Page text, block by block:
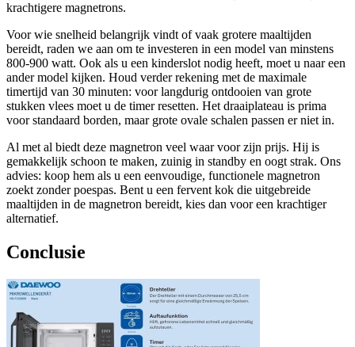
krachtigere magnetrons.
Voor wie snelheid belangrijk vindt of vaak grotere maaltijden
bereidt, raden we aan om te investeren in een model van minstens
800-900 watt. Ook als u een kinderslot nodig heeft, moet u naar een
ander model kijken. Houd verder rekening met de maximale
timertijd van 30 minuten: voor langdurig ontdooien van grote
stukken vlees moet u de timer resetten. Het draaiplateau is prima
voor standaard borden, maar grote ovale schalen passen er niet in.
Al met al biedt deze magnetron veel waar voor zijn prijs. Hij is
gemakkelijk schoon te maken, zuinig in standby en oogt strak. Ons
advies: koop hem als u een eenvoudige, functionele magnetron
zoekt zonder poespas. Bent u een fervent kok die uitgebreide
maaltijden in de magnetron bereidt, kies dan voor een krachtiger
alternatief.
Conclusie